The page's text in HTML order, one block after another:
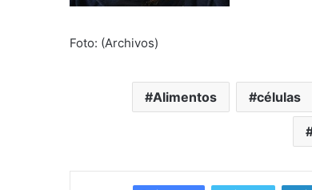
Foto: (Archivos)
Alimentos células